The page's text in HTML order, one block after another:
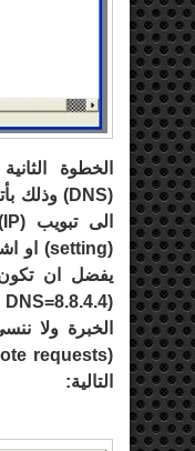
الخطوة
(
DNS) وذلك
الى تبويب (IP
(
setting) او
يفضل ان
(
الخبرة ولا
(
requests
التالية: